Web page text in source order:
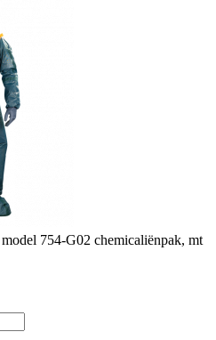
754-G02 chemicaliënpak, mt